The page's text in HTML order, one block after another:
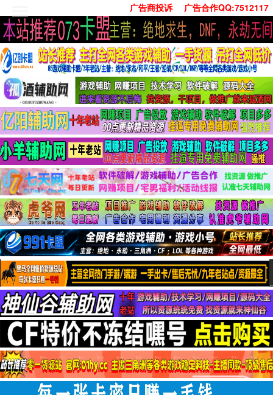
广告商投诉 广告合作QQ:7512117
首页
技术学习
安卓绿化
单机游戏
社交娱乐
系统工具
活动线报
常用办公
源码收集
值得一看
两性情感